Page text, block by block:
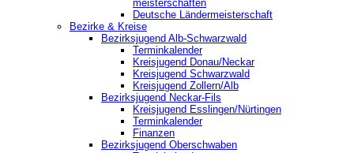
meisterschaften
Deutsche Ländermeisterschaft
Bezirke & Kreise
Bezirksjugend Alb-Schwarzwald
Terminkalender
Kreisjugend Donau/Neckar
Kreisjugend Schwarzwald
Kreisjugend Zollern/Alb
Bezirksjugend Neckar-Fils
Kreisjugend ‎Esslingen/Nürtingen
Terminkalender
Finanzen
Bezirksjugend Oberschwaben